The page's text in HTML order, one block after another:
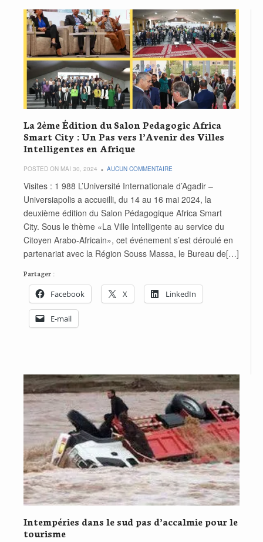
La 2ème Édition du Salon Pedagogic Africa
Smart City : Un Pas vers l’Avenir des Villes
Intelligentes en Afrique
POSTED ON MAI 30, 2024 AUCUN COMMENTAIRE
Visites : 1 988 L’Université Internationale d’Agadir –
Universiapolis a accueilli, du 14 au 16 mai 2024, la
deuxième édition du Salon Pédagogique Africa Smart
City. Sous le thème «La Ville Intelligente au service du
Citoyen Arabo-Africain», cet événement s’est déroulé en
partenariat avec la Région Souss Massa, le Bureau de[…]
Partager :
Facebook X LinkedIn
E-mail
Intempéries dans le sud pas d’accalmie pour le
tourisme